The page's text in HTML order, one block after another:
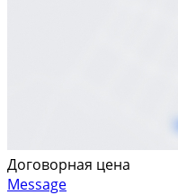
Договорная цена
Message